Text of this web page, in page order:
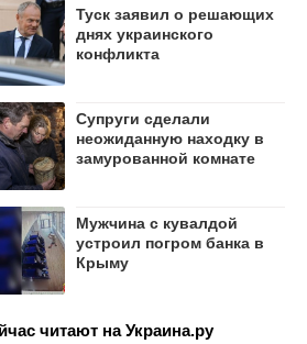
Туск заявил о решающих
днях украинского
конфликта
Супруги сделали
неожиданную находку в
замурованной комнате
Мужчина с кувалдой
устроил погром банка в
Крыму
читают на Украина.ру